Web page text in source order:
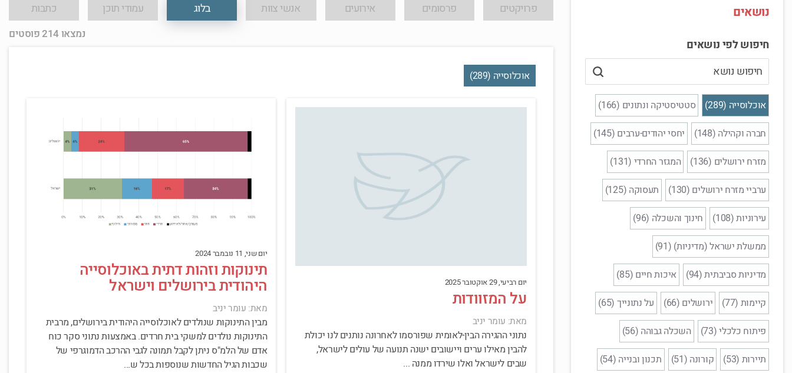
נושאים
חיפוש לפי נושאים
אוכלוסייה (289)
סטטיסטיקה ונתונים (166)
חברה וקהילה (148)
יחסי יהודים-ערבים (145)
מזרח ירושלים (136)
המגזר החרדי (131)
ערביי מזרח ירושלים (130)
תעסוקה (125)
עירוניות (108)
חינוך והשכלה (96)
ממשלת ישראל (מדיניות) (91)
מדיניות סביבתית (94)
איכות חיים (85)
קיימות (77)
ירושלים (66)
על נתונייך (65)
פיתוח כלכלי (73)
השכלה גבוהה (56)
תיירות (53)
קורונה (51)
תכנון ובנייה (54)
פרויקטים פרסומים אירועים אנשי צוות בלוג עמודי תוכן כתבות
נמצאו 214 פוסטים
אוכלוסייה (289)
יום רביעי, 29 אוקטובר 2025
על המזוודות
מאת: עומר יניב
נתוני ההגירה הבין-לאומית שפורסמו לאחרונה נותנים לנו יכולת
להבין מאילו ערים ויישובים ישנה תנועה של עולים לישראל,
שבים לישראל ואלו שירדו ממנה ...
יום שני, 11 נובמבר 2024
תינוקות וזהות דתית באוכלוסייה
היהודית בירושלים וישראל
מאת: עומר יניב
מבין התינוקות שנולדים לאוכלוסייה היהודית בירושלים, מרבית
התינוקות נולדים למשקי בית חרדים. באמצעות נתוני סקר כוח
אדם של הלמ"ס ניתן לקבל תמונה לגבי ההרכב הדמוגרפי של
שכבות הגיל החדשות שנוספות בכל ש...